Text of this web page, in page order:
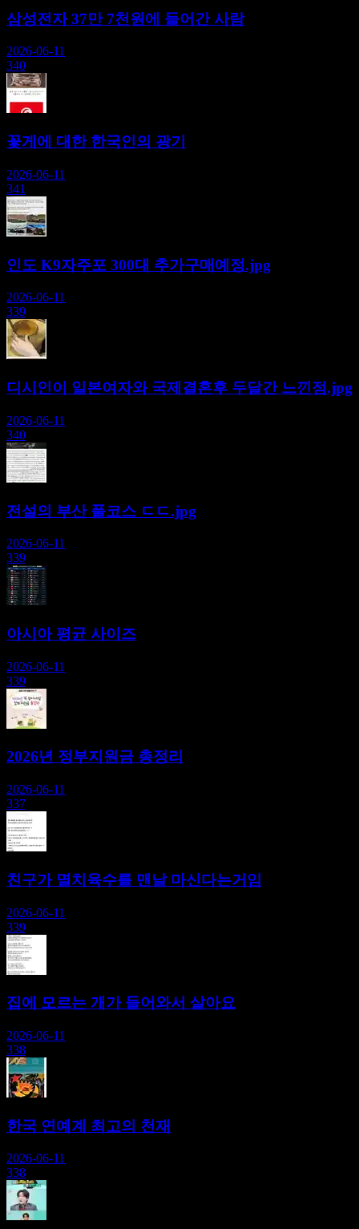
삼성전자 37만 7천원에 들어간 사람
2026-06-11
340
꽃게에 대한 한국인의 광기
2026-06-11
341
인도 K9자주포 300대 추가구매예정.jpg
2026-06-11
339
디시인이 일본여자와 국제결혼후 두달간 느낀점.jpg
2026-06-11
340
전설의 부산 풀코스 ㄷㄷ.jpg
2026-06-11
339
아시아 평균 사이즈
2026-06-11
339
2026년 정부지원금 총정리
2026-06-11
337
친구가 멸치육수를 맨날 마신다는거임
2026-06-11
339
집에 모르는 개가 들어와서 살아요
2026-06-11
338
한국 연예계 최고의 천재
2026-06-11
338